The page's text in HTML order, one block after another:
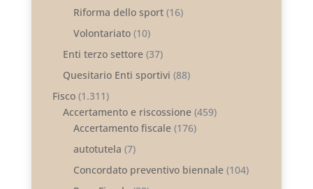
Riforma dello sport(16)
Volontariato(10)
Enti terzo settore(37)
Quesitario Enti sportivi (88)
Fisco(1.311)
Accertamento e riscossione(459)
Accertamento fiscale(176)
autotutela (7)
Concordato preventivo biennale(104)